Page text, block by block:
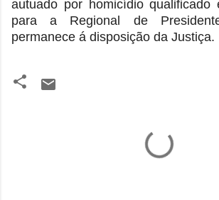
autuado por homicídio qualificado
para a Regional de
permanece á disposição da Justiça.